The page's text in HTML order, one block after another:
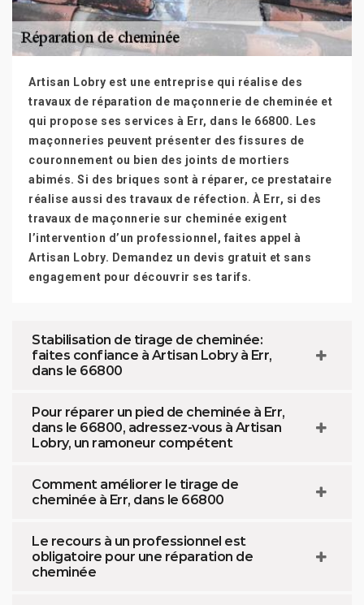
Artisan Lobry est une entreprise qui réalise des
travaux de réparation de maçonnerie de cheminée et
qui propose ses services à Err, dans le 66800. Les
maçonneries peuvent présenter des fissures de
couronnement ou bien des joints de mortiers
abimés. Si des briques sont à réparer, ce prestataire
réalise aussi des travaux de réfection. À Err, si des
travaux de maçonnerie sur cheminée exigent
l’intervention d’un professionnel, faites appel à
Artisan Lobry. Demandez un devis gratuit et sans
engagement pour découvrir ses tarifs.
Stabilisation de tirage de cheminée:
faites confiance à Artisan Lobry à Err,
dans le 66800
Pour réparer un pied de cheminée à Err,
dans le 66800, adressez-vous à Artisan
Lobry, un ramoneur compétent
Comment améliorer le tirage de
cheminée à Err, dans le 66800
Le recours à un professionnel est
obligatoire pour une réparation de
cheminée